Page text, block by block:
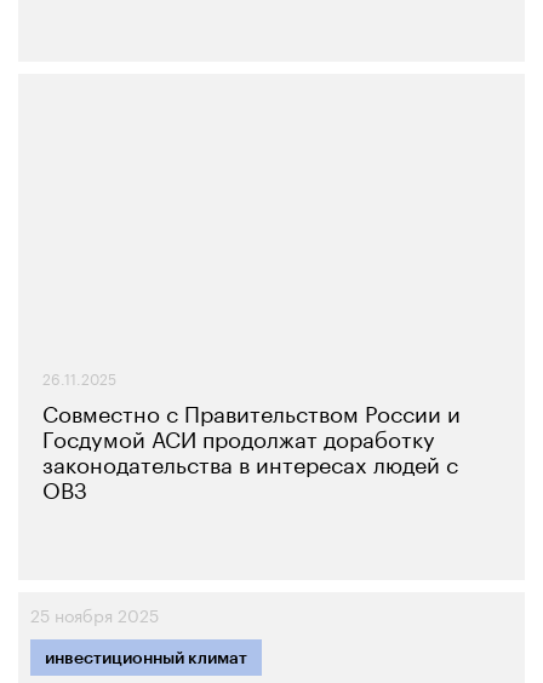
26.11.2025
Совместно с Правительством России и
Госдумой АСИ продолжат доработку
законодательства в интересах людей с
ОВЗ
25 ноября 2025
инвестиционный климат